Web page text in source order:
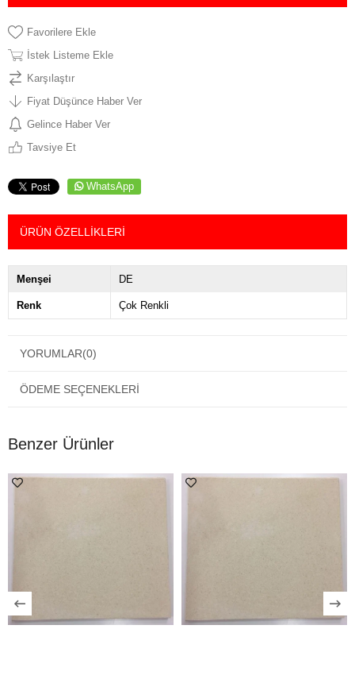
Favorilere Ekle
İstek Listeme Ekle
Karşılaştır
Fiyat Düşünce Haber Ver
Gelince Haber Ver
Tavsiye Et
WhatsApp
ÜRÜN ÖZELLIKLERI
Menşei DE
Renk Çok Renkli
YORUMLAR(0)
ÖDEME SEÇENEKLERI
Benzer Ürünler